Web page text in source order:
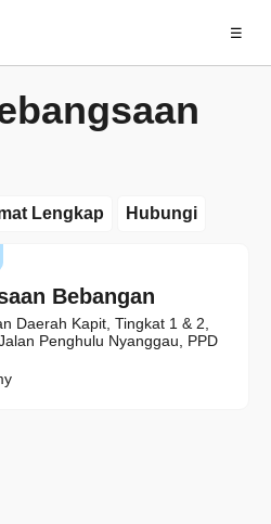
☰
Lengkap Hubungi
Bebangan
Daerah Kapit, Tingkat 1 & 2,
Penghulu Nyanggau, PPD